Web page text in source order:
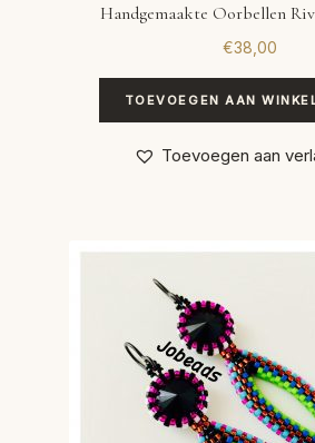
Handgemaakte Oorbellen
€38,00
TOEVOEGEN AAN
Toevoegen aan